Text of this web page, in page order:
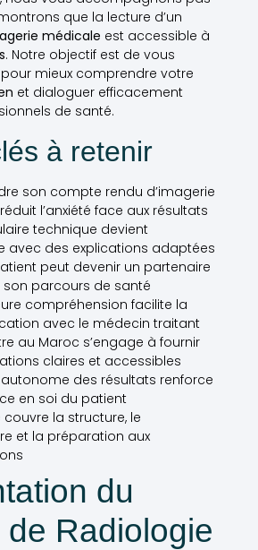
que la lecture d’un
médicale est accessible à
. Notre objectif est de vous
mieux comprendre votre
et dialoguer efficacement
de santé.
à retenir
son compte rendu d’imagerie
l’anxiété face aux résultats
technique devient
avec des explications adaptées
peut devenir un partenaire
parcours de santé
compréhension facilite la
avec le médecin traitant
au Maroc s’engage à fournir
claires et accessibles
des résultats renforce
en soi du patient
couvre la structure, le
et la préparation aux
du
de Radiologie